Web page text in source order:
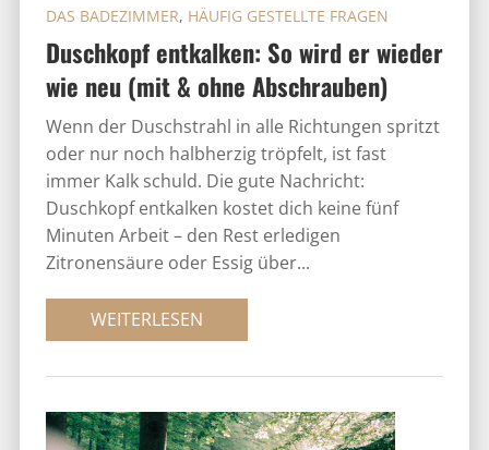
Duschkopf entkalken: So wird er wieder
wie neu (mit & ohne Abschrauben)
DAS BADEZIMMER, HÄUFIG GESTELLTE FRAGEN
Wenn der Duschstrahl in alle Richtungen spritzt
oder nur noch halbherzig tröpfelt, ist fast
immer Kalk schuld. Die gute Nachricht:
Duschkopf entkalken kostet dich keine fünf
Minuten Arbeit – den Rest erledigen
Zitronensäure oder Essig über...
WEITERLESEN